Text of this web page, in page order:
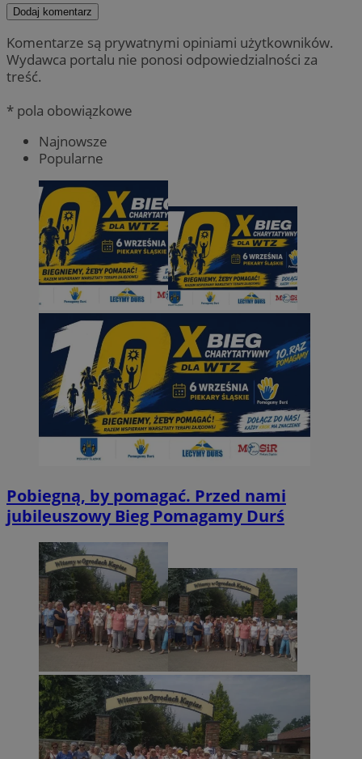
Dodaj komentarz
Komentarze są prywatnymi opiniami użytkowników.
Wydawca portalu nie ponosi odpowiedzialności za
treść.
* pola obowiązkowe
Najnowsze
Popularne
Pobiegną, by pomagać. Przed nami
jubileuszowy Bieg Pomagamy Durś